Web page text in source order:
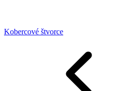
Kobercové štvorce